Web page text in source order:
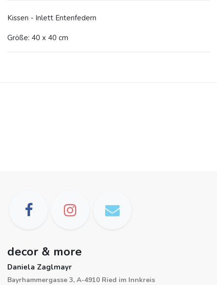
Kissen - Inlett Entenfedern
Größe: 40 x 40 cm
decor & more
Daniela Zaglmayr
Bayrhammergasse 3, A-4910 Ried im Innkreis